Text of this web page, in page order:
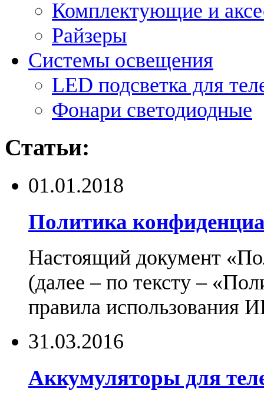
Комплектующие и
Райзеры
Системы освещения
LED подсветка для
Фонари светодиодные
Статьи:
01.01.2018
Политика
Настоящий документ
(далее – по тексту –
правила использования
31.03.2016
Аккумуляторы для